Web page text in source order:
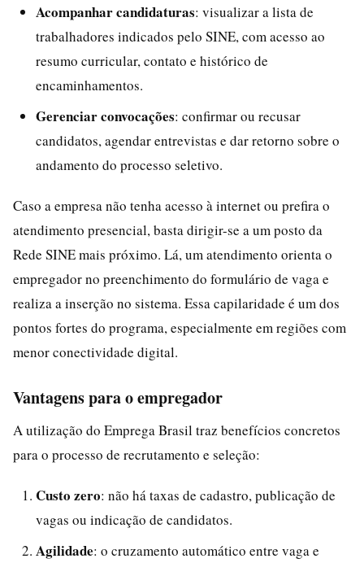
Acompanhar candidaturas: visualizar a lista de
trabalhadores indicados pelo SINE, com acesso ao
resumo curricular, contato e histórico de
encaminhamentos.
Gerenciar convocações: confirmar ou recusar
candidatos, agendar entrevistas e dar retorno sobre o
andamento do processo seletivo.
Caso a empresa não tenha acesso à internet ou prefira o
atendimento presencial, basta dirigir-se a um posto da
Rede SINE mais próximo. Lá, um atendimento orienta o
empregador no preenchimento do formulário de vaga e
realiza a inserção no sistema. Essa capilaridade é um dos
pontos fortes do programa, especialmente em regiões com
menor conectividade digital.
Vantagens para o empregador
A utilização do Emprega Brasil traz benefícios concretos
para o processo de recrutamento e seleção:
Custo zero: não há taxas de cadastro, publicação de
vagas ou indicação de candidatos.
Agilidade: o cruzamento automático entre vaga e